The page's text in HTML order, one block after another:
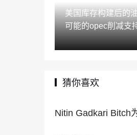
美国库存构建后的
可能的opec削减支
猜你喜欢
Nitin Gadkari Bitch